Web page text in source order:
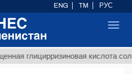
кислота
ENG TM РУС